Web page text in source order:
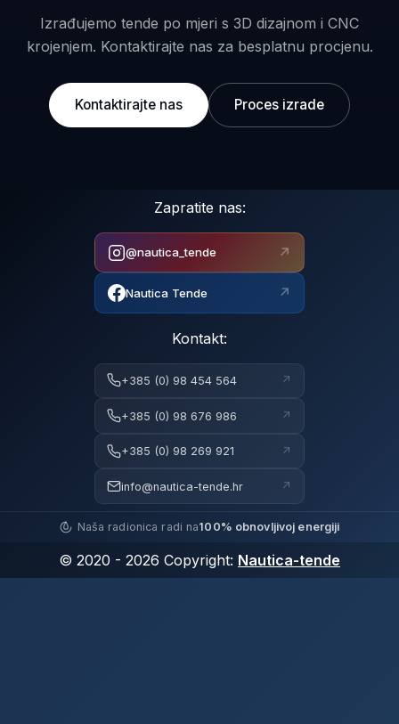
Izrađujemo tende po mjeri s 3D dizajnom i CNC
krojenjem. Kontaktirajte nas za besplatnu procjenu.
Kontaktirajte nas Proces izrade
Zapratite nas:
@nautica_tende ↗
Nautica Tende ↗
Kontakt:
+385 (0) 98 454 564 ↗
+385 (0) 98 676 986 ↗
+385 (0) 98 269 921 ↗
info@nautica-tende.hr ↗
Naša radionica radi na100% obnovljivoj energiji
© 2020 - 2026 Copyright: Nautica-tende